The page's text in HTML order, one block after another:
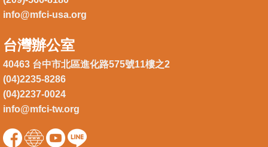
info@mfci-usa.org
台灣辦公室
40463 台中市北區進化路575號11樓之2
(04)2235-8286
(04)2237-0024
info@mfci-tw.org